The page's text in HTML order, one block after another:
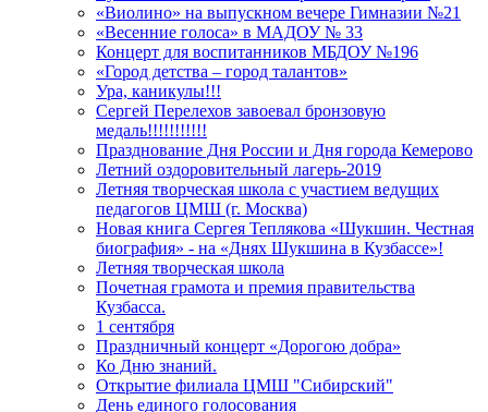
«Виолино» на выпускном вечере Гимназии №21
«Весенние голоса» в МАДОУ № 33
Концерт для воспитанников МБДОУ №196
«Город детства – город талантов»
Ура, каникулы!!!
Сергей Перелехов завоевал бронзовую
медаль!!!!!!!!!!!
Празднование Дня России и Дня города Кемерово
Летний оздоровительный лагерь-2019
Летняя творческая школа с участием ведущих
педагогов ЦМШ (г. Москва)
Новая книга Сергея Теплякова «Шукшин. Честная
биография» - на «Днях Шукшина в Кузбассе»!
Летняя творческая школа
Почетная грамота и премия правительства
Кузбасса.
1 сентября
Праздничный концерт «Дорогою добра»
Ко Дню знаний.
Открытие филиала ЦМШ "Сибирский"
День единого голосования